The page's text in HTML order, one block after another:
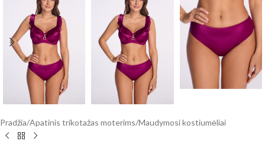
Pradžia/Apatinis trikotažas moterims/Maudymosi kostiumėliai